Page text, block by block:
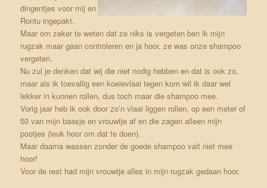
dingentjes voor mij en
Rontu ingepakt.
Maar om zeker te weten dat ze niks is vergeten ben ik mijn
rugzak maar gaan controleren en ja hoor, ze was onze shampoo
vergeten.
Nu zul je denken dat wij die niet nodig hebben en dat is ook zo,
maar als ik toevallig een koeievlaai tegen kom wil ik daar wel
lekker in kunnen rollen, dus toch maar die shampoo mee.
Vorig jaar heb ik ook door zo’n vlaai liggen rollen, op een meter of
50 van mijn baasje en vrouwtje af en die zagen alleen mijn
pootjes (leuk hoor om dat te doen).
Maar daarna wassen zonder de goede shampoo valt niet mee
hoor!
Voor de rest had mijn vrouwtje alles in mijn rugzak gedaan hoor.